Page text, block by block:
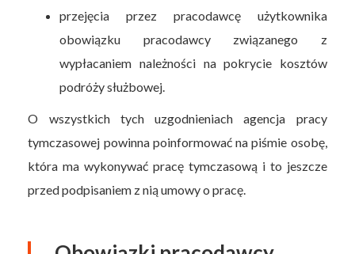
przejęcia przez pracodawcę użytkownika
obowiązku pracodawcy związanego z
wypłacaniem należności na pokrycie kosztów
podróży służbowej.
O wszystkich tych uzgodnieniach agencja pracy
tymczasowej powinna poinformować na piśmie osobę,
która ma wykonywać pracę tymczasową i to jeszcze
przed podpisaniem z nią umowy o pracę.